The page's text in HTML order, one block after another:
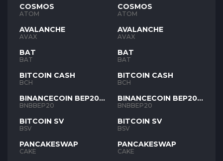
COSMOS
ATOM
AVALANCHE
AVAX
BAT
BAT
BITCOIN CASH
BCH
BINANCECOIN BEP20
BNB
BNBBEP20
BITCOIN SV
BSV
PANCAKESWAP
CAKE
COSMOS
ATOM
AVALANCHE
AVAX
BAT
BAT
BITCOIN CASH
BCH
BINANCECOIN BEP20
BNB
BNBBEP20
BITCOIN SV
BSV
PANCAKESWAP
CAKE